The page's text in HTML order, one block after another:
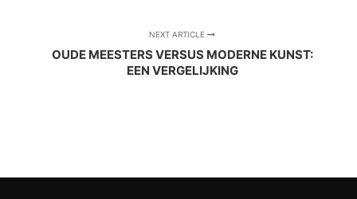
NEXT ARTICLE
OUDE MEESTERS VERSUS MODERNE KUNST:
EEN VERGELIJKING